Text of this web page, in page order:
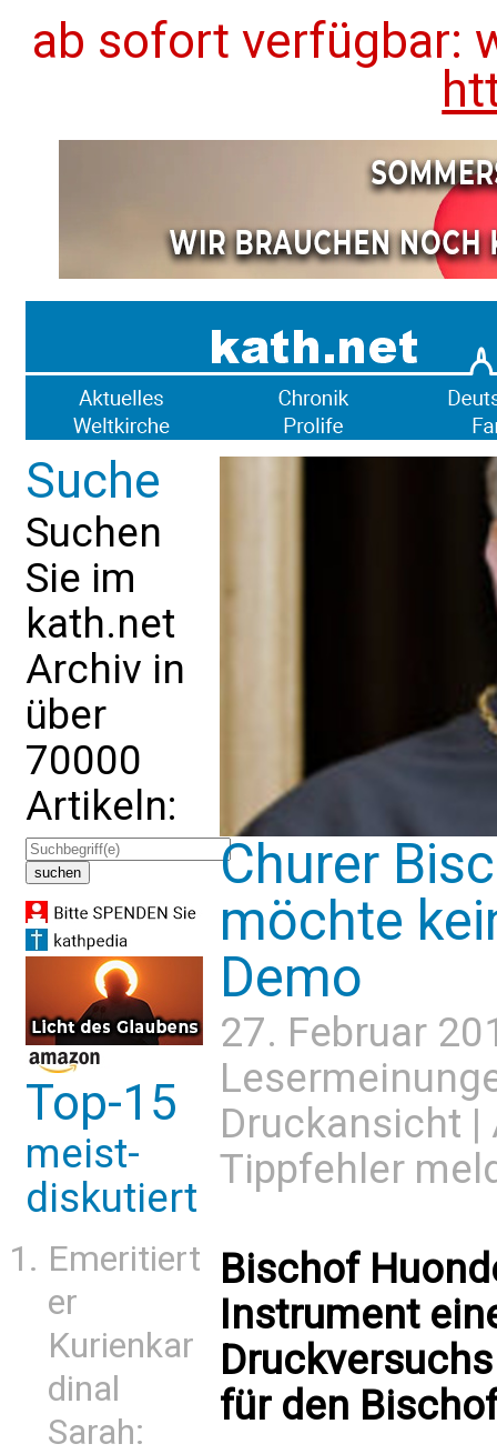
ab sofort verfügbar:
Suche
Suchen
Sie im
kath.net
Archiv in
über
70000
Artikeln:
Top-15
meist-
diskutiert
Emeritiert
er
Kurienkar
dinal
Sarah:
Churer
möchte
Demo
27. Februar
Druckansicht |
Tippfehler
Bischof
Instrument
für den